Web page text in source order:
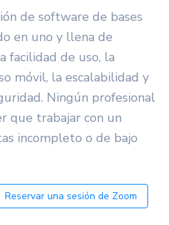
de software de bases
en uno y llena de
facilidad de uso, la
móvil, la escalabilidad y
Ningún profesional
que trabajar con un
incompleto o de bajo
Reservar una sesión de Zoom